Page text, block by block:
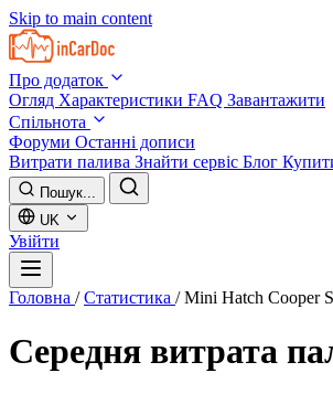
Skip to main content
Про додаток
Огляд Характеристики FAQ Завантажити
Спільнота
Форуми Останні дописи
Витрати палива Знайти сервіс Блог
Пошук...
UK
Увійти
Головна / Статистика / Mini Hatch Cooper
Середня витрата